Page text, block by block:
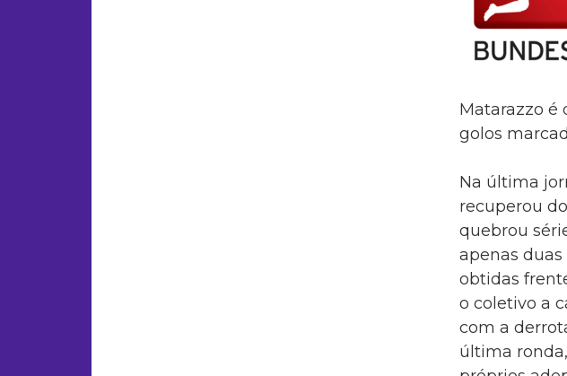
Matarazzo é
golos
Na última
recuperou
quebrou
apenas duas
obtidas
o coletivo a
com a
última